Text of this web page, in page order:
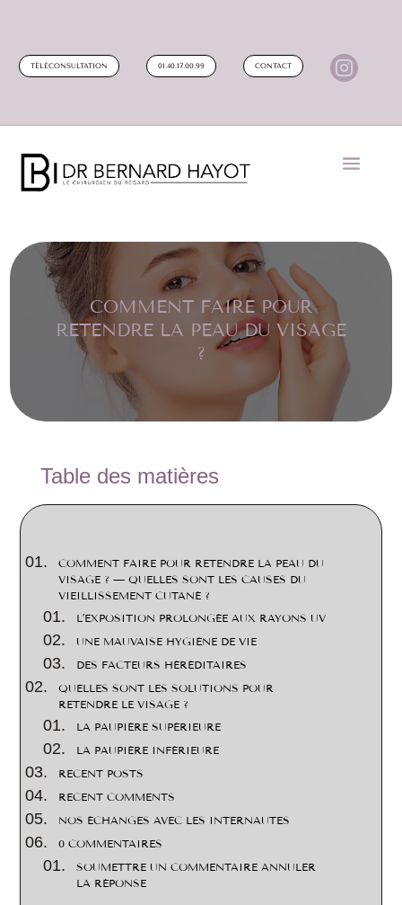
TÉLÉCONSULTATION 01.40.17.00.99 CONTACT 
COMMENT FAIRE POUR
RETENDRE LA PEAU DU VISAGE
?
Table des matières
COMMENT FAIRE POUR RETENDRE LA PEAU DU
VISAGE ? — QUELLES SONT LES CAUSES DU
VIEILLISSEMENT CUTANÉ ?
L’EXPOSITION PROLONGÉE AUX RAYONS UV
UNE MAUVAISE HYGIÈNE DE VIE
DES FACTEURS HÉRÉDITAIRES
QUELLES SONT LES SOLUTIONS POUR
RETENDRE LE VISAGE ?
LA PAUPIÈRE SUPÉRIEURE
LA PAUPIÈRE INFÉRIEURE
RECENT POSTS
RECENT COMMENTS
NOS ÉCHANGES AVEC LES INTERNAUTES
0 COMMENTAIRES
SOUMETTRE UN COMMENTAIRE ANNULER
LA RÉPONSE